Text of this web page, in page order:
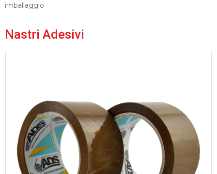
imballaggio
Nastri Adesivi